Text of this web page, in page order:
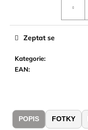
Kategorie:
EAN:
Zeptat se
POPIS FOTKY
m
BĚŽECKÉ
TRAILOVÉ
BOTY